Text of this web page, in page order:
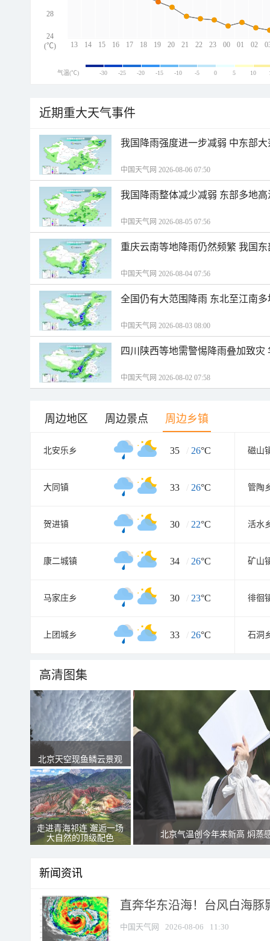
13 14 15 16 17 18 19 20 21 22 23 00 01 02
28
24
(℃)
气温(℃) -30 -25 -20 -15 -10 -5 0 5 10
近期重大天气事件
我国降雨强度进一步减弱 中东部
中国天气网 2026-08-06 07:50
我国降雨整体减少减弱 东部多地
中国天气网 2026-08-05 07:56
重庆云南等地降雨仍然频繁 我国
中国天气网 2026-08-04 07:56
全国仍有大范围降雨 东北至江南
中国天气网 2026-08-03 08:00
四川陕西等地需警惕降雨叠加致
中国天气网 2026-08-02 07:58
周边地区 周边景点 周边乡镇
北安乐乡 35 / 26°C 磁山
大同镇 33 / 26°C 管陶
贺进镇 30 / 22°C 活水
康二城镇 34 / 26°C 矿山
马家庄乡 30 / 23°C 徘徊
上团城乡 33 / 26°C 石洞
高清图集
北京天空现鱼鳞云景观
走进青海祁连 邂逅一场
大自然的顶级配色
北京气温创今年来新高 焖蒸
新闻资讯
直奔华东沿海！台风白海豚
中国天气网 2026-08-06 11:30